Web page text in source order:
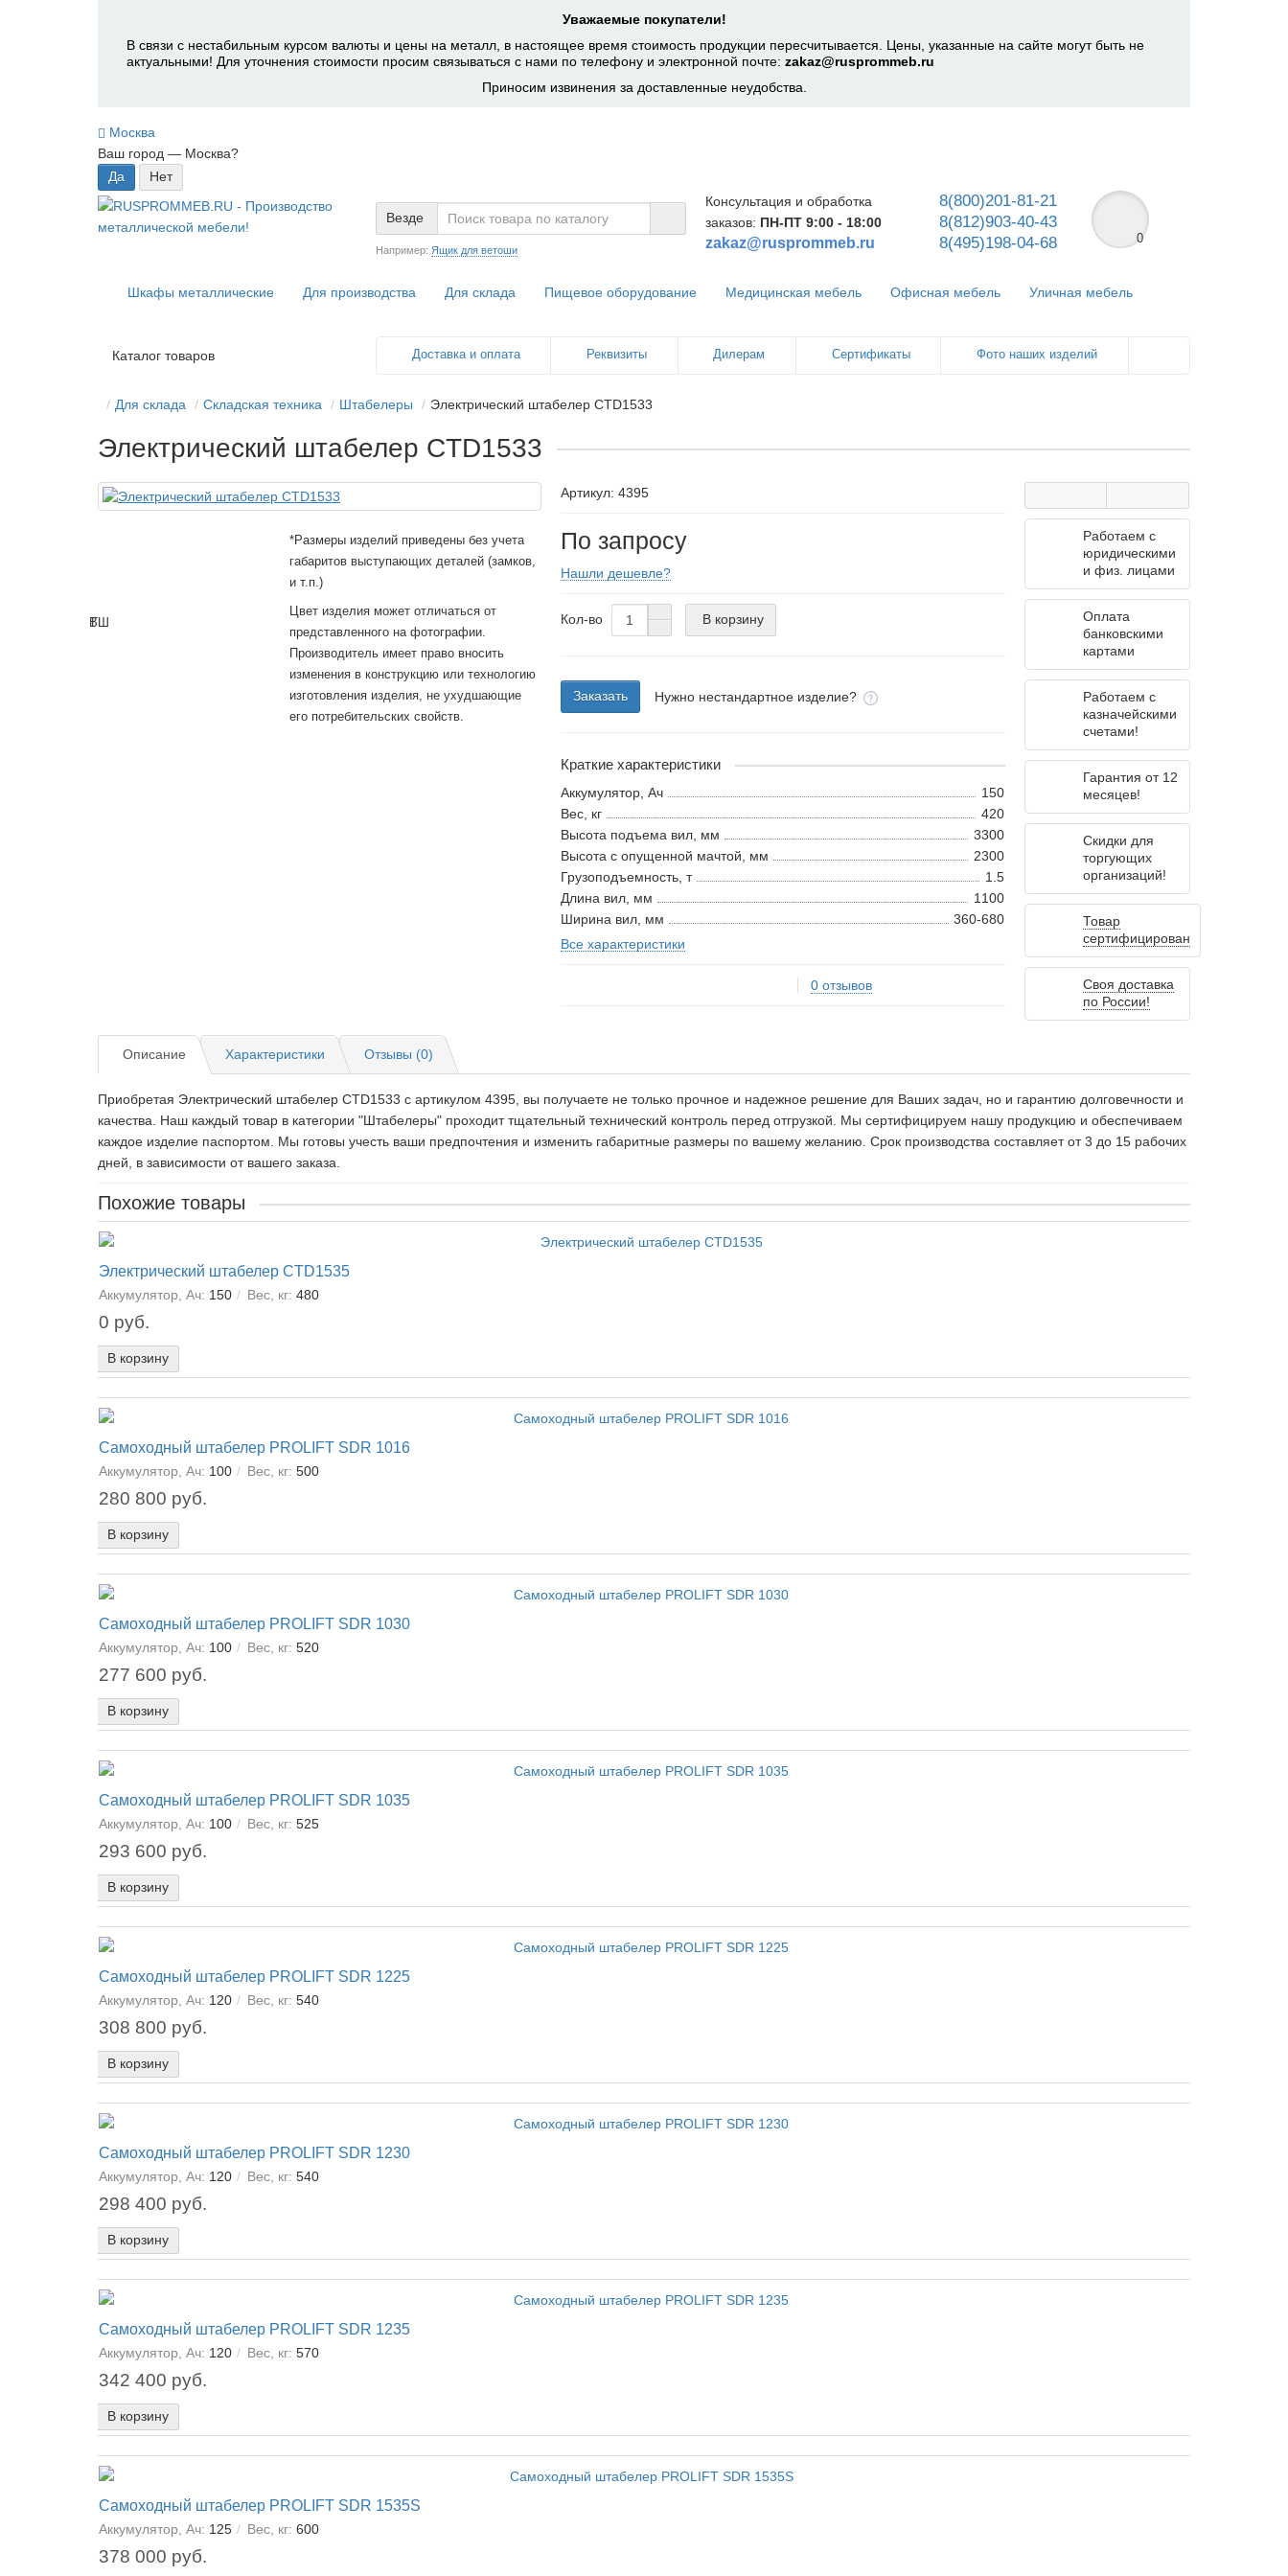
Уважаемые покупатели!
В связи с нестабильным курсом валюты и цены на металл, в настоящее время стоимость продукции пересчитывается. Цены, указанные на сайте могут быть не
актуальными! Для уточнения стоимости просим связываться с нами по телефону и электронной почте: zakaz@rusprommeb.ru
Приносим извинения за доставленные неудобства.
Москва
Ваш город — Москва?
Везде
Например: Ящик для ветоши
Консультация и обработка
заказов: ПН-ПТ 9:00 - 18:00
zakaz@rusprommeb.ru
8(800)201-81-21
8(812)903-40-43
8(495)198-04-68
0
Шкафы металлические Для производства Для склада Пищевое оборудование Медицинская мебель Офисная мебель Уличная мебель
Доставка и оплата Реквизиты Дилерам Сертификаты Фото наших изделий
Каталог товаров
Для склада Складская техника Штабелеры Электрический штабелер CTD1533
Электрический штабелер CTD1533
Ш
В
Г
*Размеры изделий приведены без учета
габаритов выступающих деталей (замков,
и т.п.)
Цвет изделия может отличаться от
представленного на фотографии.
Производитель имеет право вносить
изменения в конструкцию или технологию
изготовления изделия, не ухудшающие
его потребительских свойств.
Артикул: 4395
По запросу
Нашли дешевле?
Кол-во В корзину
Заказать Нужно нестандартное изделие?
Краткие характеристики
Аккумулятор, Ач
150
Вес, кг
420
Высота подъема вил, мм
3300
Высота с опущенной мачтой, мм
2300
Грузоподъемность, т
1.5
Длина вил, мм
1100
Ширина вил, мм
360-680
Все характеристики
0 отзывов
Работаем с
юридическими
и физ. лицами
Оплата
банковскими
картами
Работаем с
казначейскими
счетами!
Гарантия от 12
месяцев!
Скидки для
торгующих
организаций!
Товар
сертифицирован
Своя доставка
по России!
Описание Характеристики Отзывы (0)
Приобретая Электрический штабелер CTD1533 c артикулом 4395, вы получаете не только прочное и надежное решение для Ваших задач, но и гарантию долговечности и
качества. Наш каждый товар в категории "Штабелеры" проходит тщательный технический контроль перед отгрузкой. Мы сертифицируем нашу продукцию и обеспечиваем
каждое изделие паспортом. Мы готовы учесть ваши предпочтения и изменить габаритные размеры по вашему желанию. Срок производства составляет от 3 до 15 рабочих
дней, в зависимости от вашего заказа.
Похожие товары
Электрический штабелер CTD1535
Аккумулятор, Ач: 150 Вес, кг: 480
0 руб.
В корзину
Самоходный штабелер PROLIFT SDR 1016
Аккумулятор, Ач: 100 Вес, кг: 500
280 800 руб.
В корзину
Самоходный штабелер PROLIFT SDR 1030
Аккумулятор, Ач: 100 Вес, кг: 520
277 600 руб.
В корзину
Самоходный штабелер PROLIFT SDR 1035
Аккумулятор, Ач: 100 Вес, кг: 525
293 600 руб.
В корзину
Самоходный штабелер PROLIFT SDR 1225
Аккумулятор, Ач: 120 Вес, кг: 540
308 800 руб.
В корзину
Самоходный штабелер PROLIFT SDR 1230
Аккумулятор, Ач: 120 Вес, кг: 540
298 400 руб.
В корзину
Самоходный штабелер PROLIFT SDR 1235
Аккумулятор, Ач: 120 Вес, кг: 570
342 400 руб.
В корзину
Самоходный штабелер PROLIFT SDR 1535S
Аккумулятор, Ач: 125 Вес, кг: 600
378 000 руб.